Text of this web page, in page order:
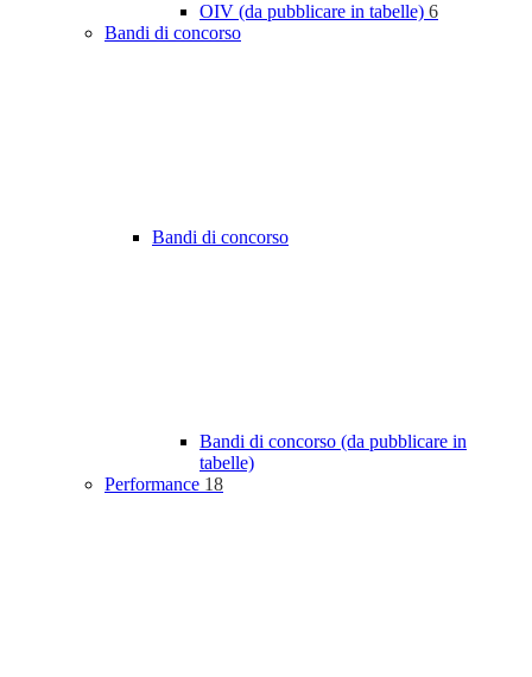
OIV (da pubblicare in tabelle) 6
Bandi di concorso
Bandi di concorso
Bandi di concorso (da pubblicare in
tabelle)
Performance 18